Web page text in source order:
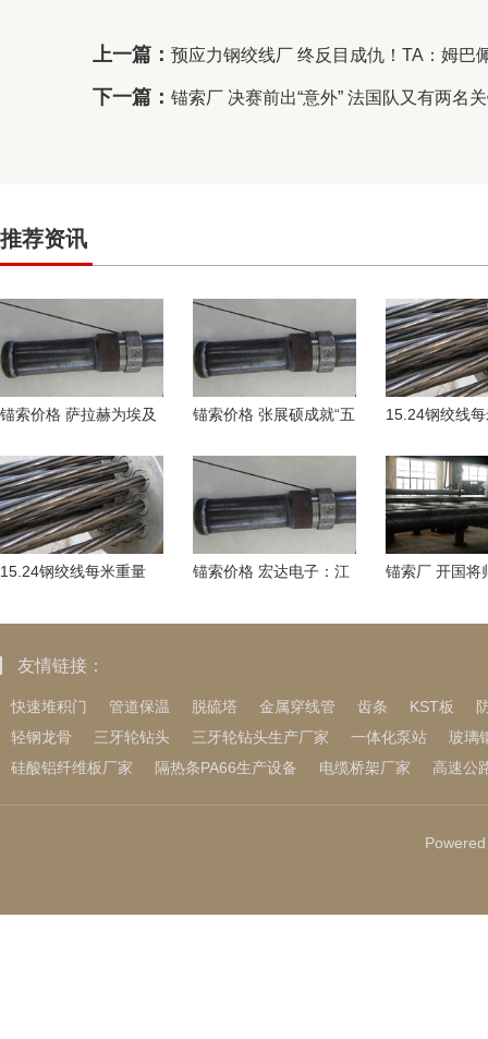
上一篇： 预应力钢绞线厂 终反目成仇！TA：姆巴
下一篇： 锚索厂 决赛前出“意外” 法国队又有两名
推荐资讯
锚索价格 萨拉赫为埃及
锚索价格 张展硕成就“五
15.24钢绞线
15.24钢绞线每米重量
锚索价格 宏达电子：江
锚索厂 开国将
友情链接：
快速堆积门 管道保温 脱硫塔 金属穿线管 齿条 KST板
轻钢龙骨
三牙轮钻头 三牙轮钻头生产厂家 一体化泵站
玻璃
硅酸铝纤维板厂家
隔热条PA66生产设备 电缆桥架厂家 高速公